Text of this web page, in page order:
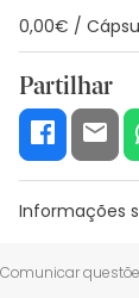
0,00€ /
Partilhar
Informações
Recursos de
Comunicar